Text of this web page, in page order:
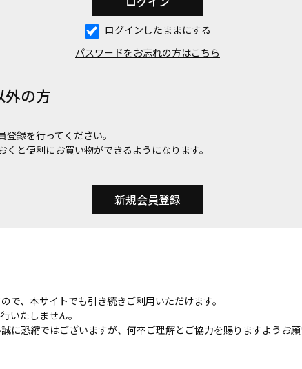
ログインしたままにする
パスワードをお忘れの方はこちら
外の方
録を行ってください。
と便利にお買い物ができるようになります。
で、本サイトでも引き続きご利用いただけます。
いたしません。
に恐縮ではございますが、何卒ご理解とご協力を賜りますようお